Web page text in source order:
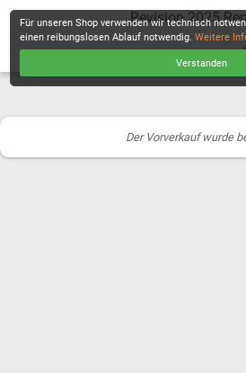
Revision 2025
Der Vorverkauf wurde
Für unseren Shop verwenden wir technisch
einen reibungslosen Ablauf notwendig.Weitere
Verstanden